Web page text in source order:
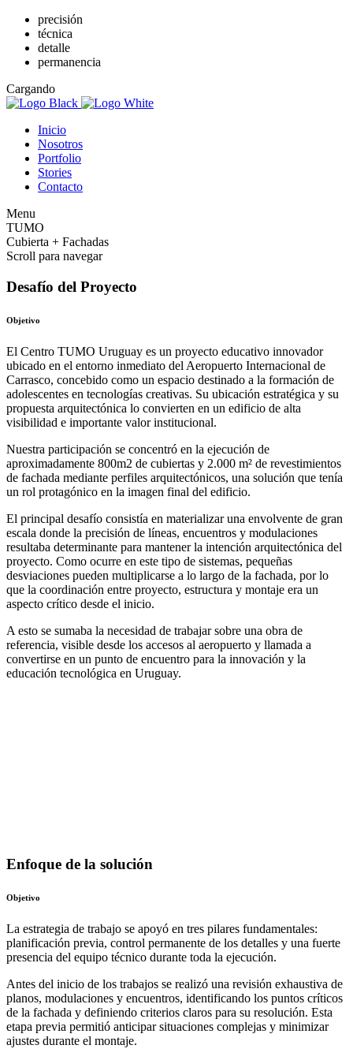
precisión
técnica
detalle
permanencia
Cargando
Inicio
Nosotros
Portfolio
Stories
Contacto
Menu
TUMO
Cubierta + Fachadas
Scroll para navegar
Desafío del Proyecto
Objetivo
El Centro TUMO Uruguay es un proyecto educativo innovador
ubicado en el entorno inmediato del Aeropuerto Internacional de
Carrasco, concebido como un espacio destinado a la formación de
adolescentes en tecnologías creativas. Su ubicación estratégica y su
propuesta arquitectónica lo convierten en un edificio de alta
visibilidad e importante valor institucional.
Nuestra participación se concentró en la ejecución de
aproximadamente 800m2 de cubiertas y 2.000 m² de revestimientos
de fachada mediante perfiles arquitectónicos, una solución que tenía
un rol protagónico en la imagen final del edificio.
El principal desafío consistía en materializar una envolvente de gran
escala donde la precisión de líneas, encuentros y modulaciones
resultaba determinante para mantener la intención arquitectónica del
proyecto. Como ocurre en este tipo de sistemas, pequeñas
desviaciones pueden multiplicarse a lo largo de la fachada, por lo
que la coordinación entre proyecto, estructura y montaje era un
aspecto crítico desde el inicio.
A esto se sumaba la necesidad de trabajar sobre una obra de
referencia, visible desde los accesos al aeropuerto y llamada a
convertirse en un punto de encuentro para la innovación y la
educación tecnológica en Uruguay.
Enfoque de la solución
Objetivo
La estrategia de trabajo se apoyó en tres pilares fundamentales:
planificación previa, control permanente de los detalles y una fuerte
presencia del equipo técnico durante toda la ejecución.
Antes del inicio de los trabajos se realizó una revisión exhaustiva de
planos, modulaciones y encuentros, identificando los puntos críticos
de la fachada y definiendo criterios claros para su resolución. Esta
etapa previa permitió anticipar situaciones complejas y minimizar
ajustes durante el montaje.